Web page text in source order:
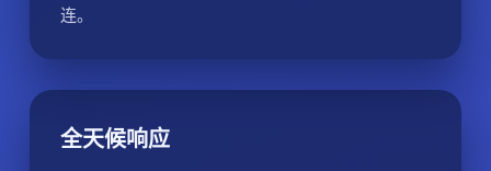
连。
全天候响应